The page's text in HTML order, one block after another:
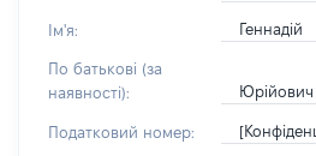
Ім'я: Геннадій
По батькові (за
наявності):
Юрійович
Податковий номер: